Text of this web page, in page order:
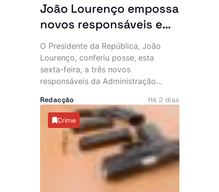
João Lourenço empossa
novos responsáveis e
exige resultados: “O
Executivo conta
convosco”
O Presidente da República, João
Lourenço, conferiu posse, esta
sexta-feira, a três novos
responsáveis da Administração
para lançar um apelo directo aos
empossados, sublinhando que o
Executivo espera resultados
concretos na resolução dos
principais problemas do país. No
mesmo dia, o Chefe de Estado
recebeu ainda o embaixador
cessante do Vietname em Angola,
Redacção Há 2 dias
Crime